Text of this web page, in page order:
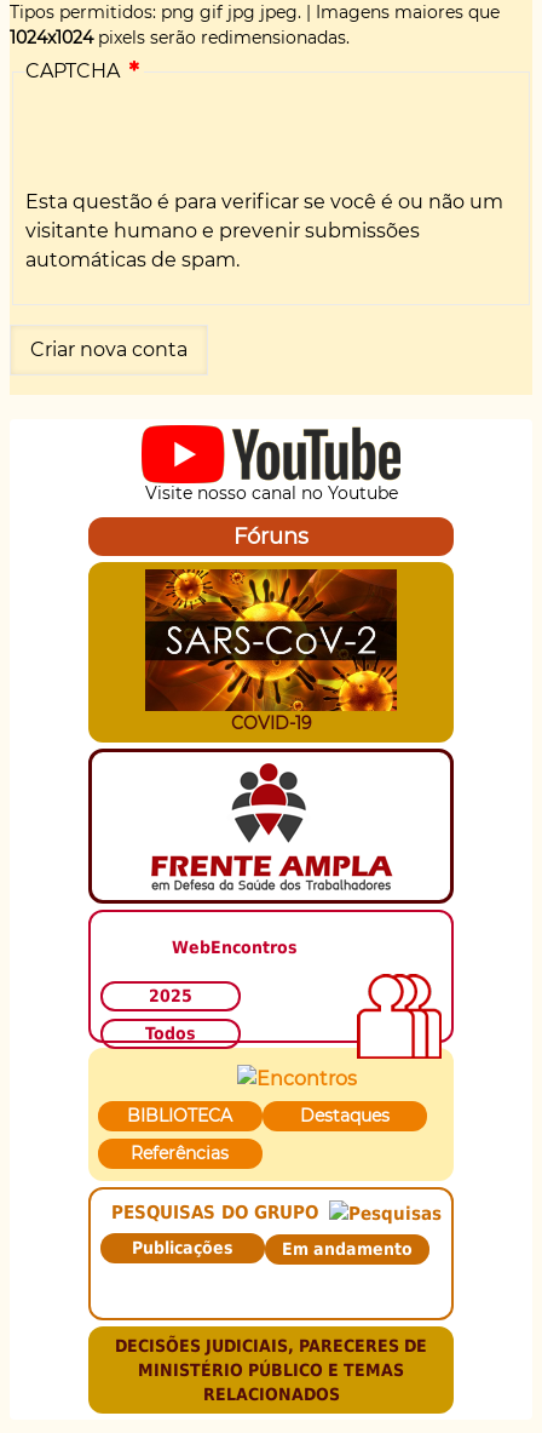
Tipos permitidos: png gif jpg jpeg. | Imagens maiores que
1024x1024pixels serão redimensionadas.
CAPTCHA
Esta questão é para verificar se você é ou não um
visitante humano e prevenir submissões
automáticas de spam.
Visite nosso canal no Youtube
Fóruns
COVID-19
WebEncontros
2025
Todos
BIBLIOTECA
Destaques
Referências
PESQUISAS DO GRUPO
Publicações Em andamento
DECISÕES JUDICIAIS, PARECERES DE
MINISTÉRIO PÚBLICO E TEMAS
RELACIONADOS